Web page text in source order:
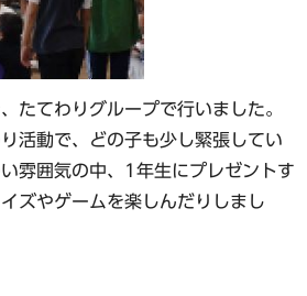
たてわりグループで行いました。
活動で、どの子も少し緊張してい
雰囲気の中、1年生にプレゼントす
ズやゲームを楽しんだりしまし